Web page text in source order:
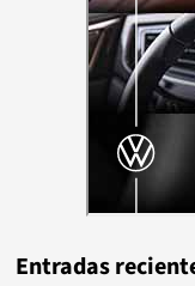
Entradas